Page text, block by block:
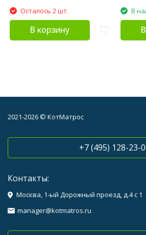
Осталось 2 шт.
В корзину
В
2021-2026 © КотМатрос
+7 (495) 128-23-
Контакты:
Москва, 1-ый Дорожный проезд, д.4 с 1
manager@kotmatros.ru